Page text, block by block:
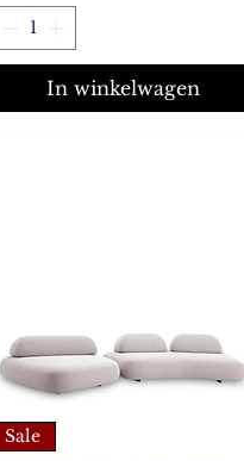
In winkelwagen
Sale